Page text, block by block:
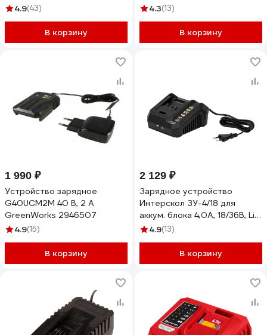
DCB118-A9
4.9(43)
В корзину
4.3(13)
В корзину
1 990 ₽
Устройство зарядное
G40UCM2M 40 В, 2 A
GreenWorks 2946507
4.9(15)
В корзину
2 129 ₽
Зарядное устройство
Интерскол ЗУ-4/18 для
аккум. блока 4,0А, 18/36В, Li-
ion, АПИ 2401.030
4.9(13)
В корзину